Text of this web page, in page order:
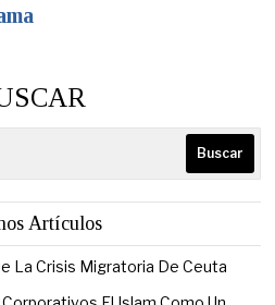
Buscar
Artículos
La Crisis Migratoria De Ceuta